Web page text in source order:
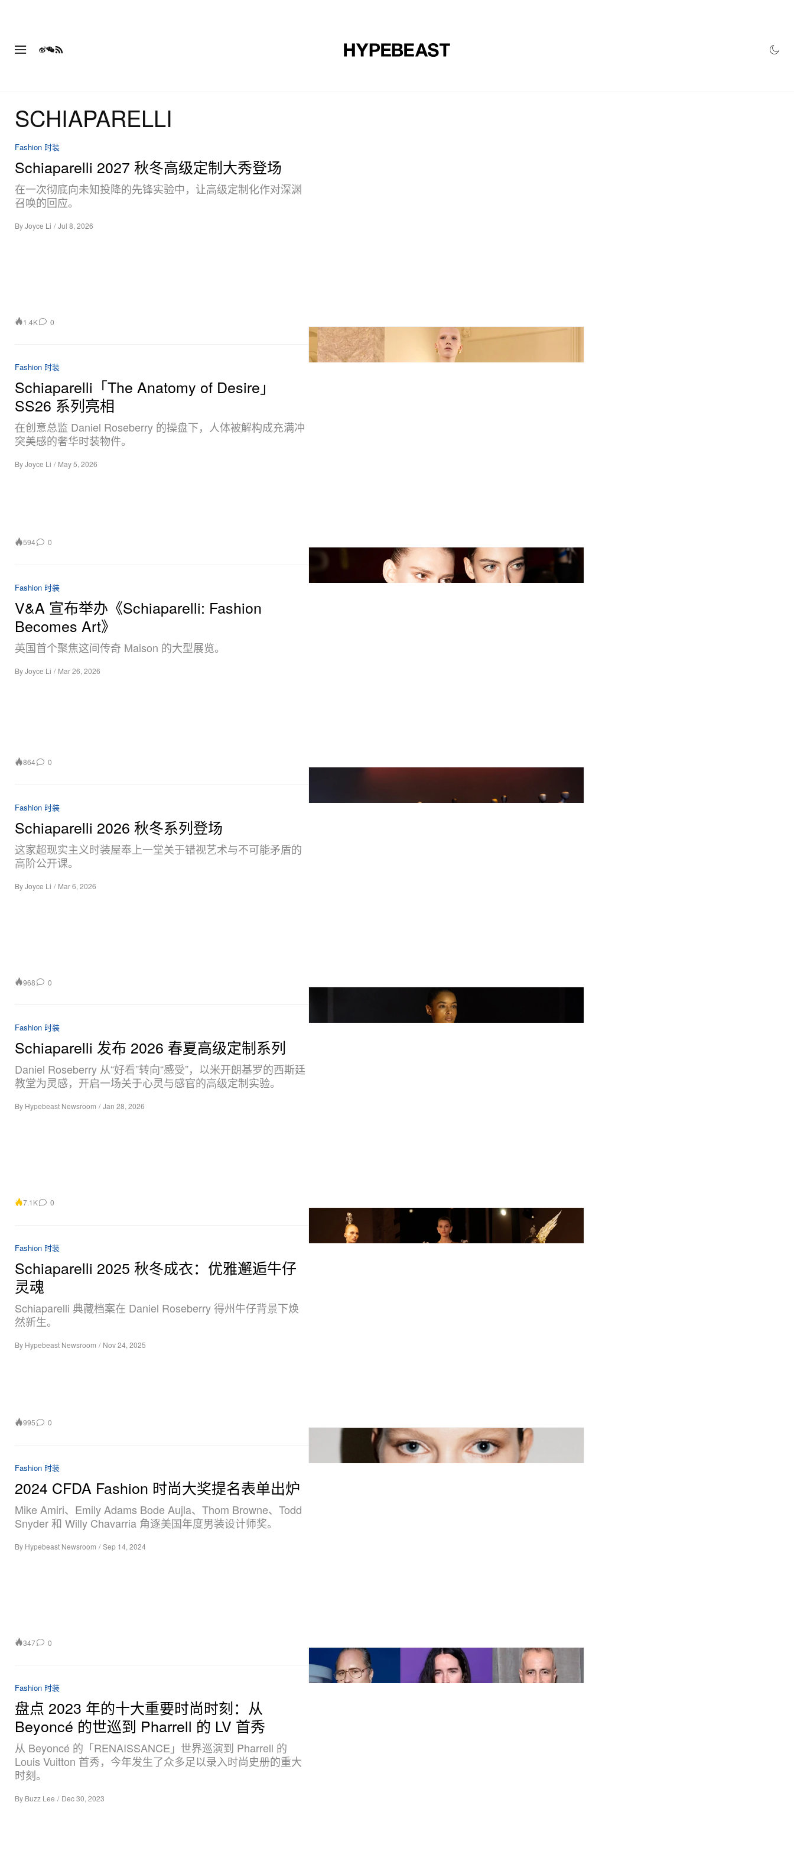
SCHIAPARELLI
Fashion 时装
Schiaparelli 2027 秋冬高级定制大秀登场
在一次彻底向未知投降的先锋实验中，让高级定制化作对深渊
召唤的回应。
ByJoyce Li / Jul 8, 2026
1.4K 0
Fashion 时装
Schiaparelli「The Anatomy of Desire」
SS26 系列亮相
在创意总监 Daniel Roseberry 的操盘下，人体被解构成充满冲
突美感的奢华时装物件。
ByJoyce Li / May 5, 2026
594 0
Fashion 时装
V&A 宣布举办《Schiaparelli: Fashion
Becomes Art》
英国首个聚焦这间传奇 Maison 的大型展览。
ByJoyce Li / Mar 26, 2026
864 0
Fashion 时装
Schiaparelli 2026 秋冬系列登场
这家超现实主义时装屋奉上一堂关于错视艺术与不可能矛盾的
高阶公开课。
ByJoyce Li / Mar 6, 2026
968 0
Fashion 时装
Schiaparelli 发布 2026 春夏高级定制系列
Daniel Roseberry 从“好看”转向“感受”，以米开朗基罗的西斯廷
教堂为灵感，开启一场关于心灵与感官的高级定制实验。
By Hypebeast Newsroom / Jan 28, 2026
7.1K 0
Fashion 时装
Schiaparelli 2025 秋冬成衣：优雅邂逅牛仔
灵魂
Schiaparelli 典藏档案在 Daniel Roseberry 得州牛仔背景下焕
然新生。
By Hypebeast Newsroom / Nov 24, 2025
995 0
Fashion 时装
2024 CFDA Fashion 时尚大奖提名表单出炉
Mike Amiri、Emily Adams Bode Aujla、Thom Browne、Todd
Snyder 和 Willy Chavarria 角逐美国年度男装设计师奖。
By Hypebeast Newsroom / Sep 14, 2024
347 0
Fashion 时装
盘点 2023 年的十大重要时尚时刻：从
Beyoncé 的世巡到 Pharrell 的 LV 首秀
从 Beyoncé 的「RENAISSANCE」世界巡演到 Pharrell 的
Louis Vuitton 首秀，今年发生了众多足以录入时尚史册的重大
时刻。
By Buzz Lee / Dec 30, 2023